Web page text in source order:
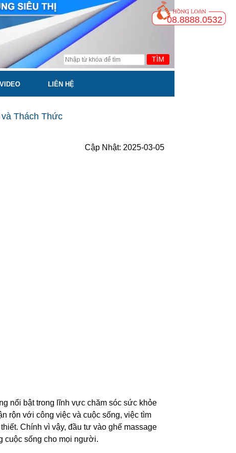
08.8888.0532
TÌM
VIDEO LIÊN HỆ
Thách Thức
Cập Nhật: 2025-03-05
nổi bật trong lĩnh vực chăm sóc sức khỏe
rộn với công việc và cuộc sống, việc tìm
Chính vì vậy, đầu tư vào ghế massage
cuộc sống cho mọi người.